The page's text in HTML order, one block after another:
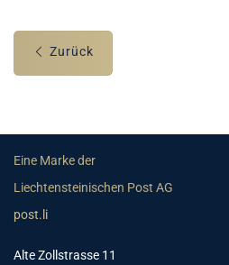
Zurück
Eine Marke der
Liechtensteinischen Post AG
post.li
Alte Zollstrasse 11